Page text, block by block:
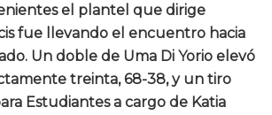
el plantel que dirige
fue llevando el encuentro hacia
Un doble de Uma Di Yorio elevó
treinta, 68-38, y un tiro
Estudiantes a cargo de Katia